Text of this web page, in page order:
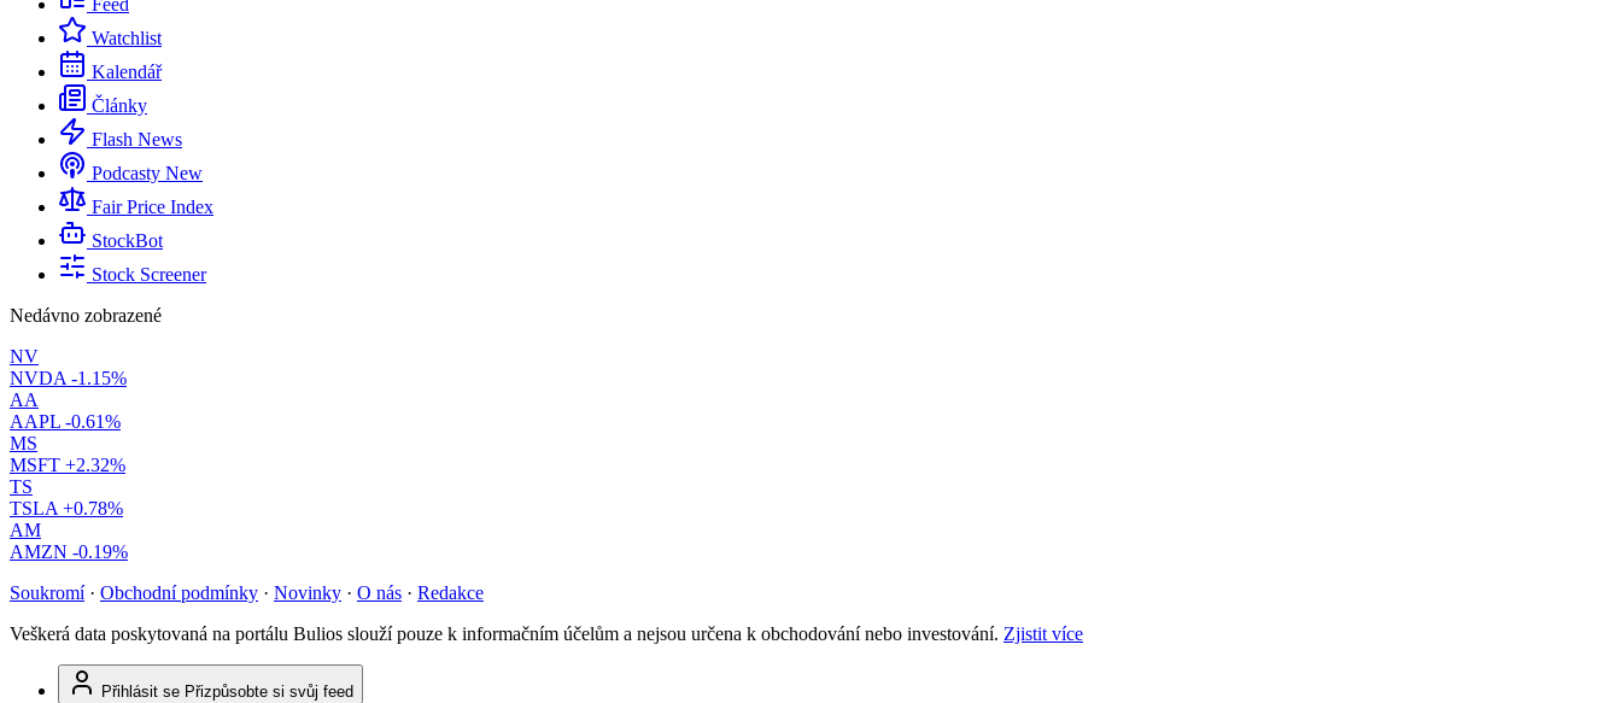
Feed
Watchlist
Kalendář
Články
Flash News
Podcasty New
Fair Price Index
StockBot
Stock Screener
Nedávno zobrazené
NV
NVDA -1.15%
AA
AAPL -0.61%
MS
MSFT +2.32%
TS
TSLA +0.78%
AM
AMZN -0.19%
Soukromí · Obchodní podmínky · Novinky · O nás · Redakce
Veškerá data poskytovaná na portálu Bulios slouží pouze k informačním účelům a nejsou určena k obchodování nebo investování. Zjistit více
Přihlásit se Přizpůsobte si svůj feed